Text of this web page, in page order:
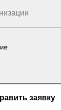
заявку